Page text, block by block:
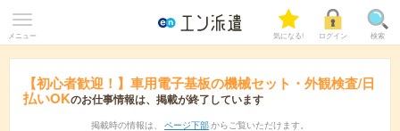
メニュー 気になる! ログイン 検索
【初心者歓迎！】車用電子基板の機械セット・外観検査/日
払いOKのお仕事情報は、掲載が終了しています
掲載時の情報は、 ページ下部 からご覧いただけます。